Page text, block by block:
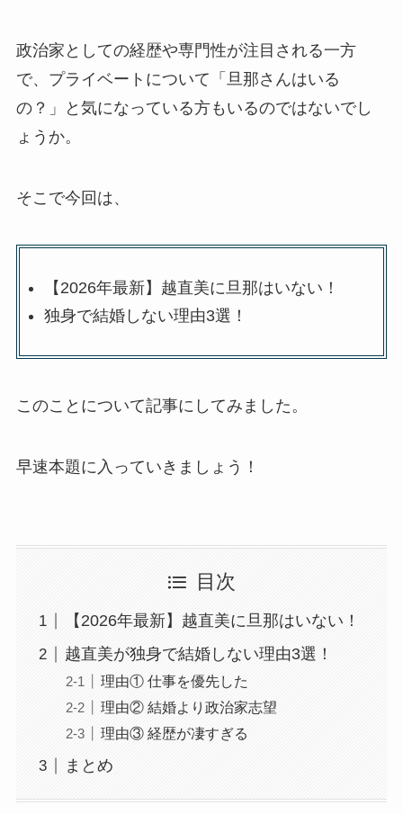
政治家としての経歴や専門性が注目される一方
で、プライベートについて「旦那さんはいる
の？」と気になっている方もいるのではないでし
ょうか。
そこで今回は、
【2026年最新】越直美に旦那はいない！
独身で結婚しない理由3選！
このことについて記事にしてみました。
早速本題に入っていきましょう！
目次
【2026年最新】越直美に旦那はいない！
越直美が独身で結婚しない理由3選！
理由① 仕事を優先した
理由② 結婚より政治家志望
理由③ 経歴が凄すぎる
まとめ